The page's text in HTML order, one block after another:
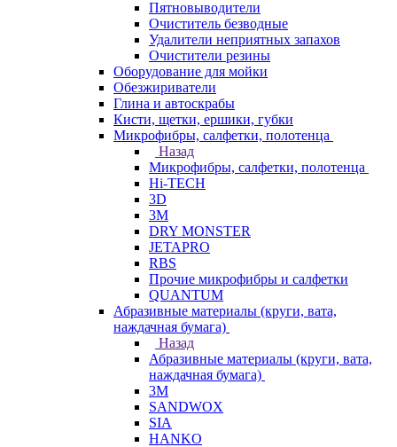
Пятновыводители
Очиститель безводные
Удалители неприятных запахов
Очистители резины
Оборудование для мойки
Обезжириватели
Глина и автоскрабы
Кисти, щетки, ершики, губки
Микрофибры, салфетки, полотенца
Назад
Микрофибры, салфетки, полотенца
Hi-TECH
3D
3М
DRY MONSTER
JETAPRO
RBS
Прочие микрофибры и салфетки
QUANTUM
Абразивные материалы (круги, вата,
наждачная бумага)
Назад
Абразивные материалы (круги, вата,
наждачная бумага)
3М
SANDWOX
SIA
HANKO